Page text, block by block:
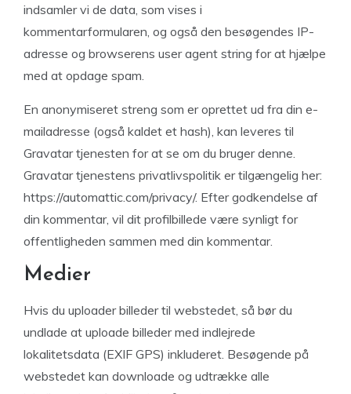
indsamler vi de data, som vises i
kommentarformularen, og også den besøgendes IP-
adresse og browserens user agent string for at hjælpe
med at opdage spam.
En anonymiseret streng som er oprettet ud fra din e-
mailadresse (også kaldet et hash), kan leveres til
Gravatar tjenesten for at se om du bruger denne.
Gravatar tjenestens privatlivspolitik er tilgængelig her:
https://automattic.com/privacy/. Efter godkendelse af
din kommentar, vil dit profilbillede være synligt for
offentligheden sammen med din kommentar.
Medier
Hvis du uploader billeder til webstedet, så bør du
undlade at uploade billeder med indlejrede
lokalitetsdata (EXIF GPS) inkluderet. Besøgende på
webstedet kan downloade og udtrække alle